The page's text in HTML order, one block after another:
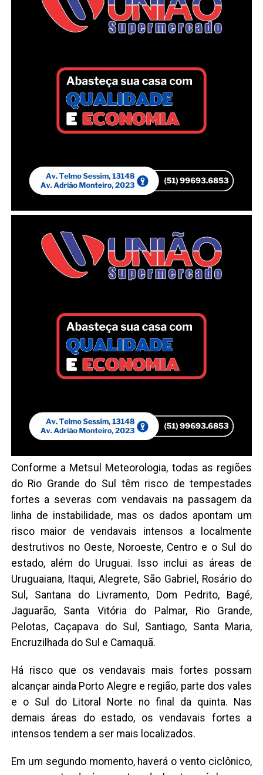
Conforme a Metsul Meteorologia, todas as regiões
do Rio Grande do Sul têm risco de tempestades
fortes a severas com vendavais na passagem da
linha de instabilidade, mas os dados apontam um
risco maior de vendavais intensos a localmente
destrutivos no Oeste, Noroeste, Centro e o Sul do
estado, além do Uruguai. Isso inclui as áreas de
Uruguaiana, Itaqui, Alegrete, São Gabriel, Rosário do
Sul, Santana do Livramento, Dom Pedrito, Bagé,
Jaguarão, Santa Vitória do Palmar, Rio Grande,
Pelotas, Caçapava do Sul, Santiago, Santa Maria,
Encruzilhada do Sul e Camaquã.
Há risco que os vendavais mais fortes possam
alcançar ainda Porto Alegre e região, parte dos vales
e o Sul do Litoral Norte no final da quinta. Nas
demais áreas do estado, os vendavais fortes a
intensos tendem a ser mais localizados.
Em um segundo momento, haverá o vento ciclônico,